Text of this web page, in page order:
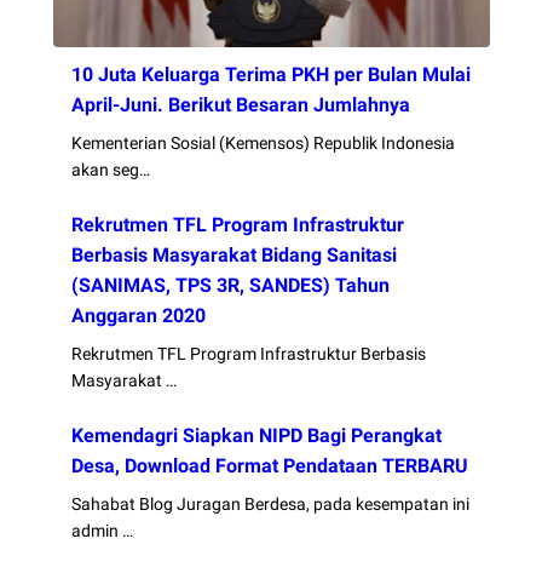
10 Juta Keluarga Terima PKH per Bulan Mulai
April-Juni. Berikut Besaran Jumlahnya
Kementerian Sosial (Kemensos) Republik Indonesia
akan seg…
Rekrutmen TFL Program Infrastruktur
Berbasis Masyarakat Bidang Sanitasi
(SANIMAS, TPS 3R, SANDES) Tahun
Anggaran 2020
Rekrutmen TFL Program Infrastruktur Berbasis
Masyarakat …
Kemendagri Siapkan NIPD Bagi Perangkat
Desa, Download Format Pendataan TERBARU
Sahabat Blog Juragan Berdesa, pada kesempatan ini
admin …